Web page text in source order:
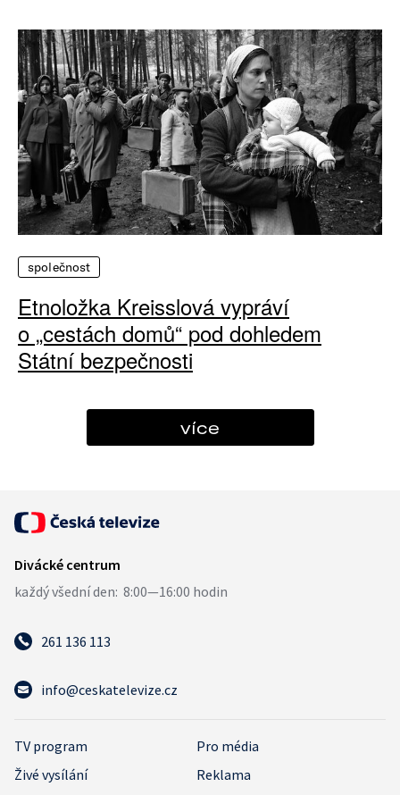
společnost
Etnoložka Kreisslová vypráví
o „cestách domů“ pod dohledem
Státní bezpečnosti
více
261 136 113
info@ceskatelevize.cz
TV program
Pro média
Živé vysílání
Reklama